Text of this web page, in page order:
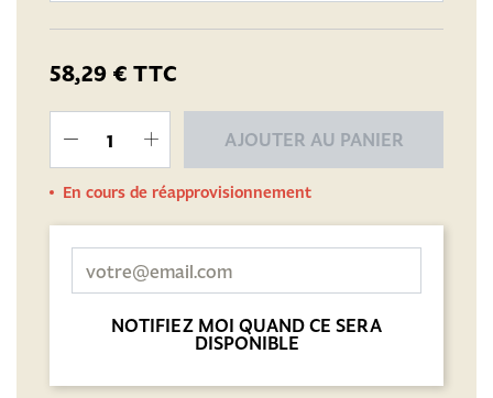
58,29 € TTC
AJOUTER AU PANIER
En cours de réapprovisionnement
NOTIFIEZ MOI QUAND CE SERA
DISPONIBLE